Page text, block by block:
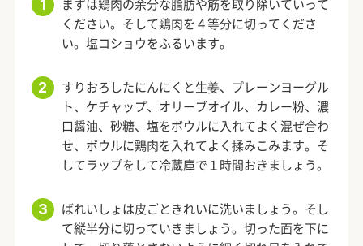
まずは鶏肉の余分な脂肪や筋を取り除いていって
ください。そして鶏肉を４等分に切ってくださ
い。塩コショウをふるいます。
すりおろしたにんにくと生姜、プレーンヨーグル
ト、ケチャップ、オリーブオイル、カレー粉、濃
口醤油、砂糖、塩をボウルに入れてよく混ぜ合わ
せ、ボウルに鶏肉を入れてよく揉みこみます。そ
してラップをして冷蔵庫で１時間おきましょう。
ばれいしょは皮ごときれいに洗いましょう。そし
て縦半分に切っていきましょう。切った面を下に